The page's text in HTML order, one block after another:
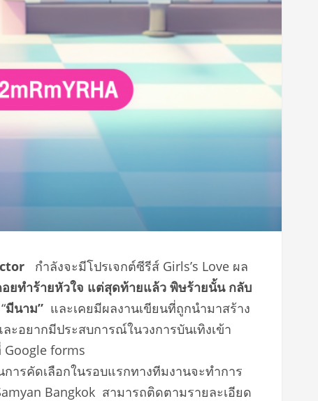
กำลังจะมีโปรเจกต์ซีรีส์ Girls’s Love ผล
ยทำร้ายหัวใจ แต่สุดท้ายแล้ว พิษร้ายนั้น กลับ
มีนาม” และเคยมีผลงานเขียนที่ถูกนำมาสร้าง
อยากมีประสบการณ์ในวงการบันเทิงเข้า
forms
รคัดเลือกในรอบแรกทางทีมงานจะทำการ
Bangkok สามารถติดตามรายละเอียด